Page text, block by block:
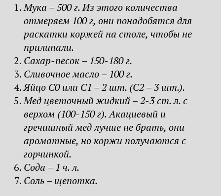
Мука – 500 г. Из этого количества
отмеряем 100 г, они понадобятся для
раскатки коржей на столе, чтобы не
прилипали.
Сахар-песок – 150-180 г.
Сливочное масло – 100 г.
Яйцо С0 или С1 – 2 шт. (С2 – 3 шт.).
Мед цветочный жидкий – 2-3 ст. л. с
верхом (100-150 г). Акациевый и
гречишный мед лучше не брать, они
ароматные, но коржи получаются с
горчинкой.
Сода – 1 ч. л.
Соль – щепотка.